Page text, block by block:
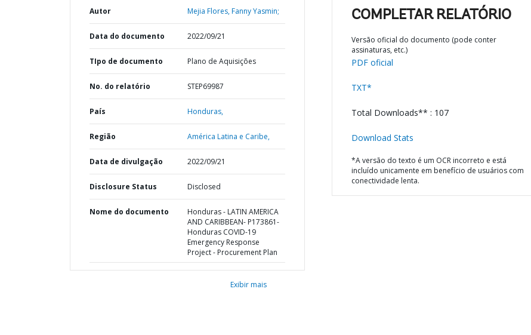
Autor Mejia Flores, Fanny Yasmin;
Data do documento 2022/09/21
TIpo de documento Plano de Aquisições
No. do relatório STEP69987
País Honduras,
Região América Latina e Caribe,
Data de divulgação 2022/09/21
Disclosure Status Disclosed
Nome do documento
Honduras - LATIN AMERICA
AND CARIBBEAN- P173861-
Honduras COVID-19
Emergency Response
Project - Procurement Plan
Exibir mais
COMPLETAR RELATÓRIO
Versão oficial do documento (pode conter
assinaturas, etc.)
PDF oficial
TXT*
Total Downloads** : 107
Download Stats
*A versão do texto é um OCR incorreto e está
incluído unicamente em benefício de usuários com
conectividade lenta.